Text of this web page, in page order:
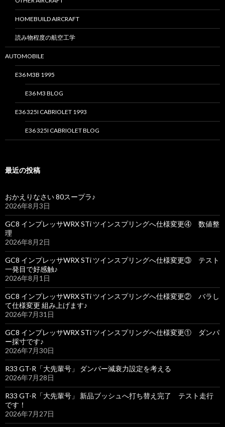
HOMEBUILD AIRCRAFT
読み物程度の航空工学
AUTOMOBILE
E36 M3B 1995
E36 M3 BLOG
E36 325I CABRIOLET 1993
E36 325I CABRIOLET BLOG
最近の投稿
おかえりなさい 80スープラ♪
2026年8月3日
GC8 インプレッサWRX STi ツインスプリングへ仕様変更④ 数値整
理
2026年8月2日
GC8 インプレッサWRX STi ツインスプリングへ仕様変更③ テスト
一発目で好感触♪
2026年8月1日
GC8 インプレッサWRX STi ツインスプリングへ仕様変更② バラし
て仕様変更 組み上げます♪
2026年7月31日
GC8 インプレッサWRX STi ツインスプリングへ仕様変更① ダンパ
ー採寸です♪
2026年7月30日
R33 GT-R「大先輩号」 ダンパー減衰力設定を考える
2026年7月28日
R33 GT-R「大先輩号」 新品ブッシュへ打ち替え完了 テスト走行
です！
2026年7月27日